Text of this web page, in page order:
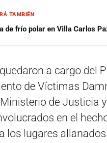
TAMBIÉN
de frío polar en Villa Carlos
a cargo del
de Víctimas
de Justicia
en el
los lugares